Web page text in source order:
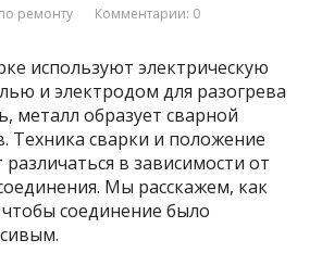
ремонту Комментарии: 0
используют электрическую
и электродом для разогрева
металл образует сварной
Техника сварки и положение
в зависимости от
Мы расскажем, как
соединение было